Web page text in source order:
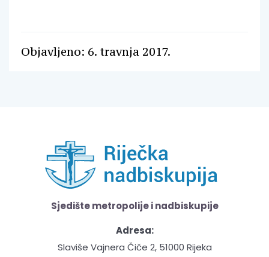
Objavljeno: 6. travnja 2017.
Sjedište metropolije i nadbiskupije
Adresa:
Slaviše Vajnera Čiče 2, 51000 Rijeka